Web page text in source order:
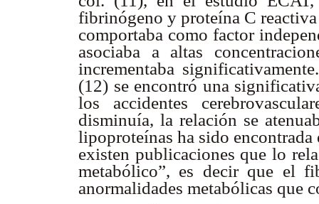
fibrinógeno y proteína C
comportaba como factor
asociaba a altas
incrementaba
(12) se encontró una
los accidentes
disminuía, la relación se
lipoproteínas ha sido
existen publicaciones que lo
metabólico”, es decir que el
anormalidades metabólicas que